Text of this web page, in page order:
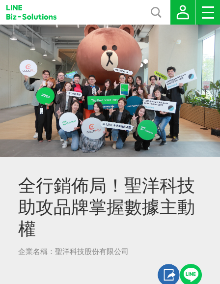
全行銷佈局！聖洋科技
助攻品牌掌握數據主動
權
企業名稱：聖洋科技股份有限公司